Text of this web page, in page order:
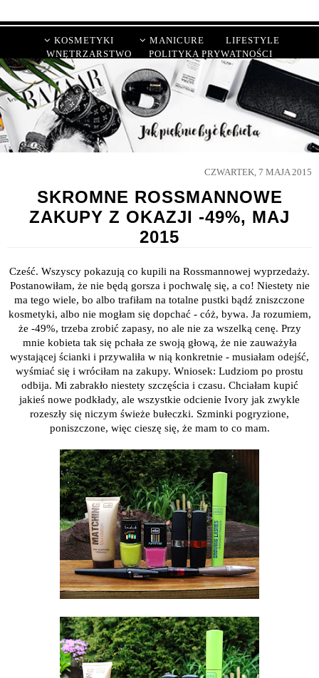
KOSMETYKI MANICURE
LIFESTYLE
WNĘTRZARSTWO
POLITYKA PRYWATNOŚCI
CZWARTEK, 7 MAJA 2015
SKROMNE ROSSMANNOWE
ZAKUPY Z OKAZJI -49%, MAJ
2015
Cześć. Wszyscy pokazują co kupili na Rossmannowej wyprzedaży.
Postanowiłam, że nie będą gorsza i pochwalę się, a co! Niestety nie
ma tego wiele, bo albo trafiłam na totalne pustki bądź zniszczone
kosmetyki, albo nie mogłam się dopchać - cóż, bywa. Ja rozumiem,
że -49%, trzeba zrobić zapasy, no ale nie za wszelką cenę. Przy
mnie kobieta tak się pchała ze swoją głową, że nie zauważyła
wystającej ścianki i przywaliła w nią konkretnie - musiałam odejść,
wyśmiać się i wróciłam na zakupy. Wniosek: Ludziom po prostu
odbija. Mi zabrakło niestety szczęścia i czasu. Chciałam kupić
jakieś nowe podkłady, ale wszystkie odcienie Ivory jak zwykle
rozeszły się niczym świeże bułeczki. Szminki pogryzione,
poniszczone, więc cieszę się, że mam to co mam.